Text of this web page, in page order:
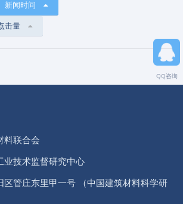
新闻时间
击量
料联合会
业技术监督研究中心
区管庄东里甲一号 （中国建筑材料科学研
QQ咨询